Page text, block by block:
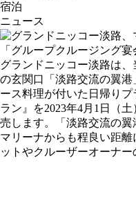
宿泊
ニュース
グランドニッコー淡路は
の玄関口「淡路交流の翼
ース料理が付いた日帰り
ラン』を2023年4月1日（
売します。「淡路交流の
マリーナからも程良い距
ットやクルーザーオーナー